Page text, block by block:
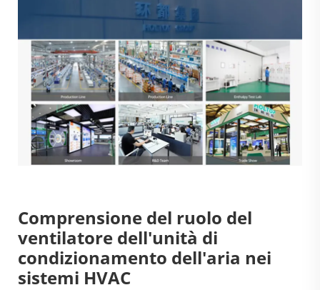
Comprensione del ruolo del
ventilatore dell'unità di
condizionamento dell'aria nei
sistemi HVAC